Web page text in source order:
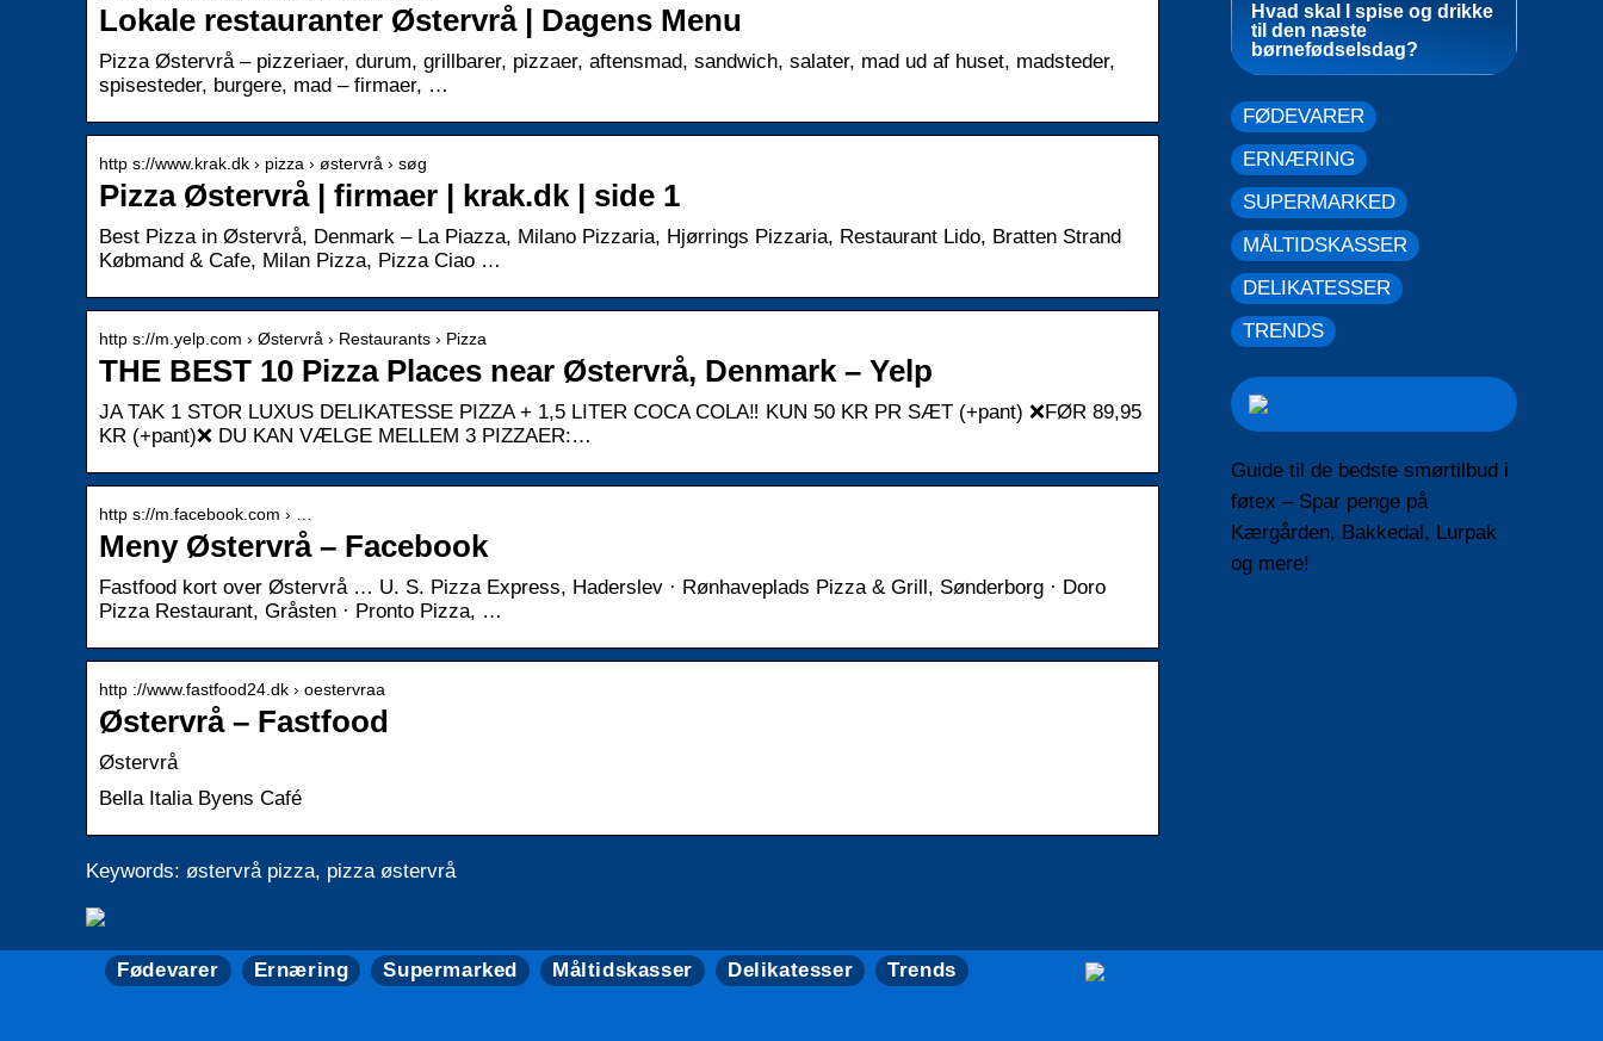
Lokale restauranter Østervrå | Dagens Menu
Pizza Østervrå – pizzeriaer, durum, grillbarer, pizzaer, aftensmad, sandwich, salater, mad ud af huset, madsteder,
spisesteder, burgere, mad – firmaer, …
http s://www.krak.dk › pizza › østervrå › søg
Pizza Østervrå | firmaer | krak.dk | side 1
Best Pizza in Østervrå, Denmark – La Piazza, Milano Pizzaria, Hjørrings Pizzaria, Restaurant Lido, Bratten Strand
Købmand & Cafe, Milan Pizza, Pizza Ciao …
http s://m.yelp.com › Østervrå › Restaurants › Pizza
THE BEST 10 Pizza Places near Østervrå, Denmark – Yelp
JA TAK 1 STOR LUXUS DELIKATESSE PIZZA + 1,5 LITER COCA COLA‼️ KUN 50 KR PR SÆT (+pant) ❌FØR 89,95
KR (+pant)❌ DU KAN VÆLGE MELLEM 3 PIZZAER:…
http s://m.facebook.com › …
Meny Østervrå – Facebook
Fastfood kort over Østervrå … U. S. Pizza Express, Haderslev · Rønhaveplads Pizza & Grill, Sønderborg · Doro
Pizza Restaurant, Gråsten · Pronto Pizza, …
http ://www.fastfood24.dk › oestervraa
Østervrå – Fastfood
Østervrå
Bella Italia Byens Café
Keywords: østervrå pizza, pizza østervrå
Hvad skal I spise og drikke
til den næste
børnefødselsdag?
FØDEVARER
ERNÆRING
SUPERMARKED
MÅLTIDSKASSER
DELIKATESSER
TRENDS
Guide til de bedste smørtilbud i
føtex – Spar penge på
Kærgården, Bakkedal, Lurpak
og mere!
Fødevarer Ernæring Supermarked Måltidskasser Delikatesser Trends